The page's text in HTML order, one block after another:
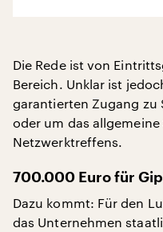
Die Rede ist von
Bereich. Unklar ist
garantierten Zugang
oder um das
Netzwerktreffens.
700.000 Euro für
Dazu kommt: Für den
das Unternehmen